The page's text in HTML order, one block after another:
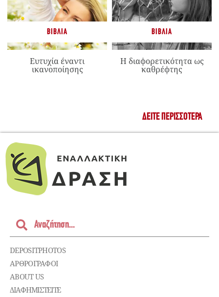
ΒΙΒΛΊΑ
Ευτυχία έναντι
ικανοποίησης
ΒΙΒΛΊΑ
Η διαφορετικότητα ως
καθρέφτης
ΔΕΊΤΕ ΠΕΡΙΣΣΌΤΕΡΑ
DEPOSITPHOTOS
ΑΡΘΡΟΓΡΑΦΟΙ
ABOUT US
ΔΙΑΦΗΜΙΣΤΕΊΤΕ